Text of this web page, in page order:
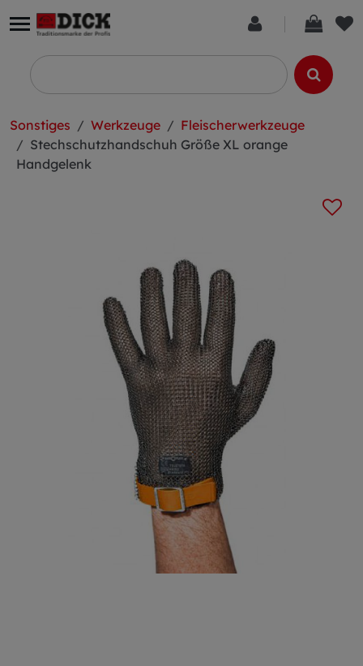
Sonstiges Werkzeuge
Fleischerwerkzeuge
Stechschutzhandschuh Größe XL orange
Handgelenk